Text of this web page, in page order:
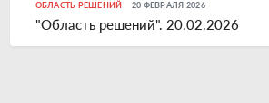
ОБЛАСТЬ РЕШЕНИЙ 20 ФЕВРАЛЯ 2026
"Область решений". 20.02.2026